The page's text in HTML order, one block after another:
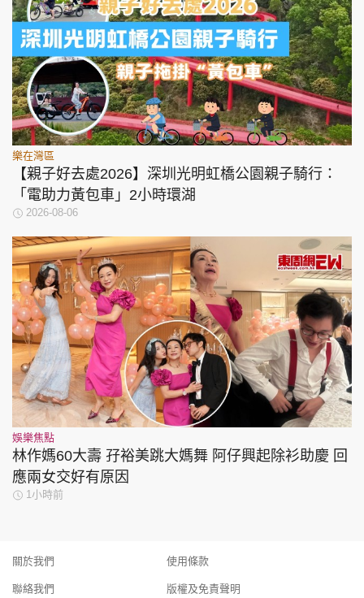
樂在灣區
【親子好去處2026】深圳光明虹橋公園親子騎行：
「電助力黃包車」2小時環湖
2026-08-06
娛樂焦點
林作媽60大壽 孖裕美跳大媽舞 阿仔興起除衫助慶 回
應兩女交好有原因
1小時前
關於我們
聯絡我們
使用條款
版權及免責聲明